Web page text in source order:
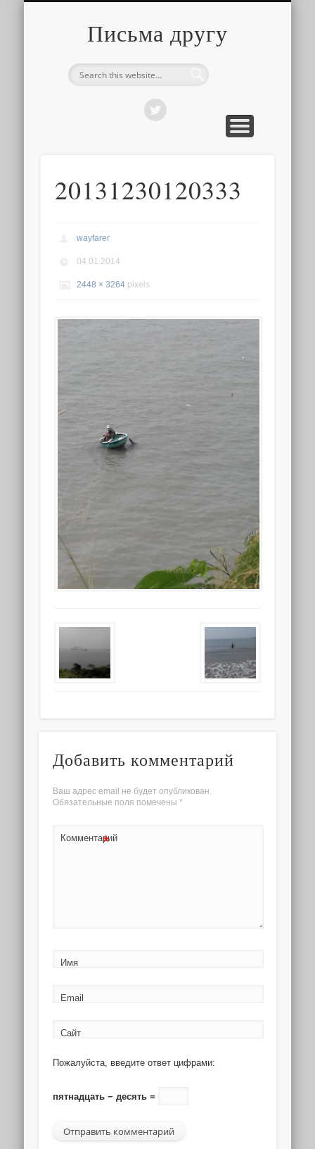
Письма другу
20131230120333
wayfarer
04.01.2014
2448 × 3264 pixels
Добавить комментарий
Ваш адрес email не будет опубликован.
Обязательные поля помечены *
Комментарий
*
Имя
Email
Сайт
Пожалуйста, введите ответ цифрами:
пятнадцать − десять =